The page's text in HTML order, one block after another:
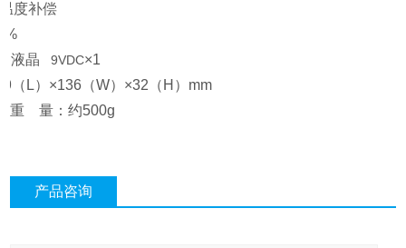
度补偿
液晶 9VDC×1
（L）×136（W）×32（H）mm
重
量：约500g
产品咨询